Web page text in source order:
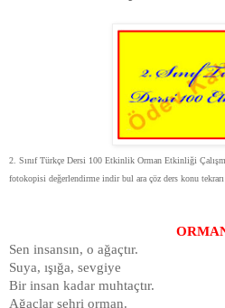
2. Sınıf Türkçe Dersi 100 Etkinlik Orman Etkinliği Çalışma
fotokopisi değerlendirme indir bul ara çöz ders konu tekrarı
Sen insansın, o ağaçtır.
Suya, ışığa, sevgiye
Bir insan kadar muhtaçtır.
Ağaçlar şehri orman.